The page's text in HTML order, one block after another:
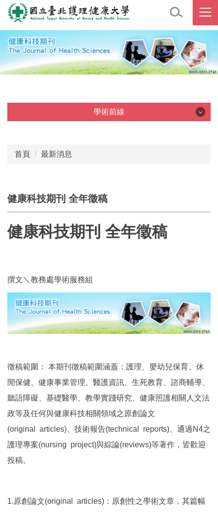
跳
到
主
要
內
容
學術前線
首頁 最新消息
健康科技期刊 全年徵稿
健康科技期刊 全年徵稿
撰文＼教務處學術服務組
徵稿範圍： 本期刊徵稿範圍涵蓋：護理、嬰幼兒保育、休
閒保健、健康事業管理、醫護資訊、生死教育、諮商輔導、
聽語障礙、基礎醫學、教學實踐研究、健康照護相關人文法
政等及任何與健康科技相關領域之原創論文
(original articles)、技術報告(technical reports)、通過N4之
護理專案(nursing project)與綜論(reviews)等著作，皆歡迎
投稿。
1.原創論文(original articles)：原創性之學術文章，其篇幅